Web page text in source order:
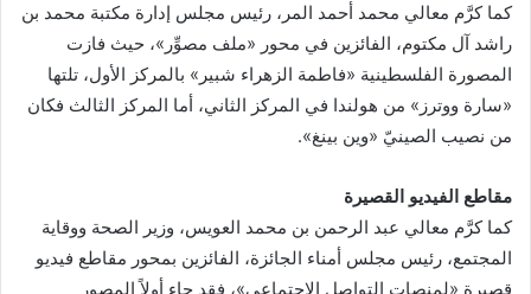
كما كرَّم معالي محمد أحمد المر، رئيس مجلس إدارة مكتبة محمد بن
راشد آل مكتوم، الفائزين في محور «ملف مصوِّر»، حيث فازت
المصورة الفلسطينية «فاطمة الزهراء شبير» بالمركز الأول، تلتها
«سارة ووترز» من هولندا في المركز الثاني، أما المركز الثالث فكان
من نصيب الصينيّ «وين بينغ».
مقاطع الفيديو القصيرة
كما كرَّم معالي عبد الرحمن بن محمد العويس، وزير الصحة ووقاية
المجتمع، رئيس مجلس أمناء الجائزة، الفائزين بمحور مقاطع فيديو
قصيرة «لمنصات التواصل الاجتماعي»، فقد جاء أولاً المصور